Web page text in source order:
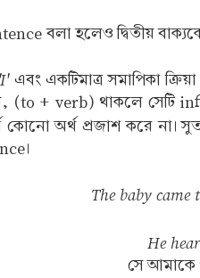
বলা হলেও দ্বিতীয়
'I'এবং একটিমাত্র সমাপিকা
(to + verb) থাকলে
অর্থ প্রজাশ করে না।
The baby
He
সে আমাকে